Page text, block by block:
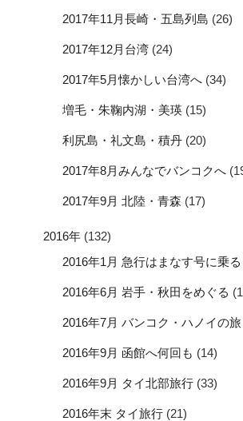
2017年11月長崎・五島列島 (26)
2017年12月台湾 (24)
2017年5月懐かしい台湾へ (34)
増毛・朱鞠内湖・美瑛 (15)
利尻島・礼文島・積丹 (20)
2017年8月みんなでバンコクへ
2017年9月 北陸・青森 (17)
2016年 (132)
2016年1月 急行はまなす号に乗る
2016年6月 岩手・秋田をめぐる
2016年7月 バンコク・ハノイの旅
2016年9月 函館へ何回も (14)
2016年9月 タイ北部旅行 (33)
2016年末 タイ旅行 (21)